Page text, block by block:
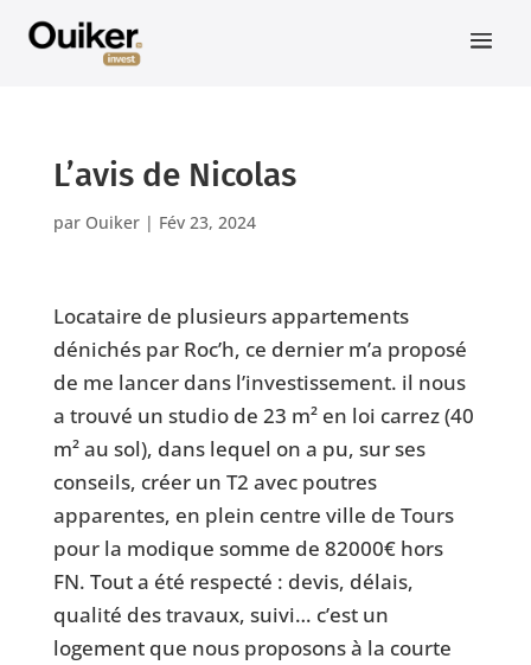
L’avis de Nicolas
par Ouiker| Fév 23, 2024
Locataire de plusieurs appartements
dénichés par Roc’h, ce dernier m’a proposé
de me lancer dans l’investissement. il nous
a trouvé un studio de 23 m² en loi carrez (40
m² au sol), dans lequel on a pu, sur ses
conseils, créer un T2 avec poutres
apparentes, en plein centre ville de Tours
pour la modique somme de 82000€ hors
FN. Tout a été respecté : devis, délais,
qualité des travaux, suivi… c’est un
logement que nous proposons à la courte